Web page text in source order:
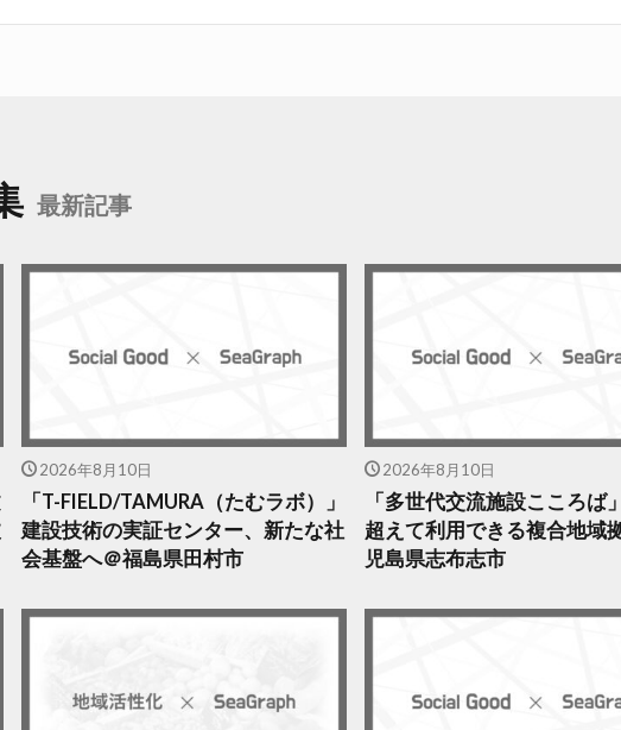
最新記事
2026年8月10日
「T-FIELD/TAMURA（たむラボ）」
建設技術の実証センター、新たな社
会基盤へ＠福島県田村市
2026年8月10日
「多世代交流施設こころば
超えて利用できる複合地域
児島県志布志市